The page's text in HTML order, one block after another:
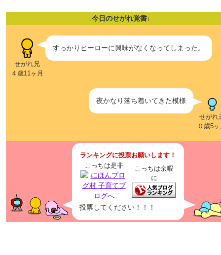
↓今日のせがれ覚書↓
せがれ兄
４歳11ヶ月
すっかりヒーローに興味がなくなってしまった。
夜かなり落ち着いてきた模様
せがれ
０歳5
ランキングに投票お願いします！
こっちは是非
こっちは余暇
に
投票してください！！！